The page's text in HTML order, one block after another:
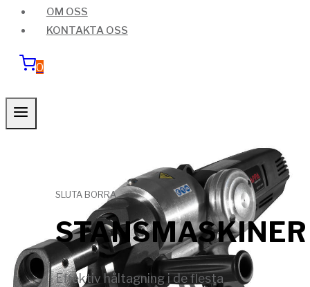
OM OSS
KONTAKTA OSS
0
SLUTA BORRA
STANSMASKINER
Effektiv håltagning i de flesta